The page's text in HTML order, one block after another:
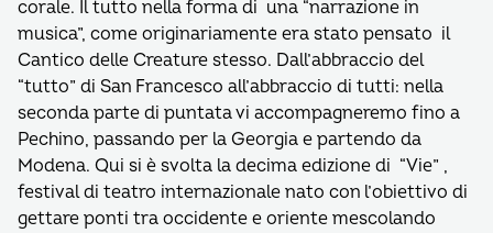
corale. Il tutto nella forma di una “narrazione in
musica”, come originariamente era stato pensato il
Cantico delle Creature stesso. Dall’abbraccio del
“tutto” di San Francesco all’abbraccio di tutti: nella
seconda parte di puntata vi accompagneremo fino a
Pechino, passando per la Georgia e partendo da
Modena. Qui si è svolta la decima edizione di “Vie” ,
festival di teatro internazionale nato con l’obiettivo di
gettare ponti tra occidente e oriente mescolando